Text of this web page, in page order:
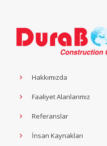
Hakkımızda
Faaliyet Alanlarımız
Referanslar
İnsan Kaynakları